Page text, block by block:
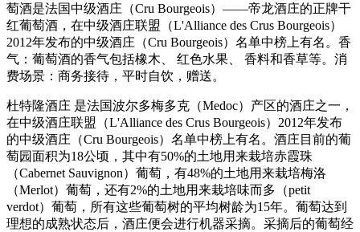
萄酒是法国中级酒庄（Cru Bourgeois）——帝龙酒庄的正牌干
红葡萄酒，在中级酒庄联盟（L'Alliance des Crus Bourgeois）
2012年发布的中级酒庄（Cru Bourgeois）名单中榜上有名。香
气：葡萄酒的香气包括橡木、 红色水果、 香料和香草等。消
费场景：商务接待，平时自饮，赠送。
杜特隆酒庄 是法国波尔多梅多克（Medoc）产区的酒庄之一，
在中级酒庄联盟（L'Alliance des Crus Bourgeois）2012年发布
的中级酒庄（Cru Bourgeois）名单中榜上有名。酒庄目前的葡
萄园面积为18公顷，其中有50%的土地用来栽培赤霞珠
（Cabernet Sauvignon）葡萄，有48%的土地用来栽培梅洛
（Merlot）葡萄，还有2%的土地用来栽培味而多（petit
verdot）葡萄，所有这些葡萄树的平均树龄为15年。葡萄达到
理想的成熟状态后，酒庄便会进行机器采摘。采摘后的葡萄经